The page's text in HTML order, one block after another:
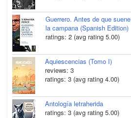
Guerrero. Antes de que suene
la campana (Spanish Edition)
ratings: 2 (avg rating 5.00)
Aquiescencias (Tomo I)
reviews: 3
ratings: 3 (avg rating 4.00)
Antología letraherida
ratings: 3 (avg rating 5.00)